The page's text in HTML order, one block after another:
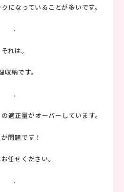
になっていることが多いです。
.
それは。
収納です。
.
適正量がオーバーしています。
問題です！
任せください。
.